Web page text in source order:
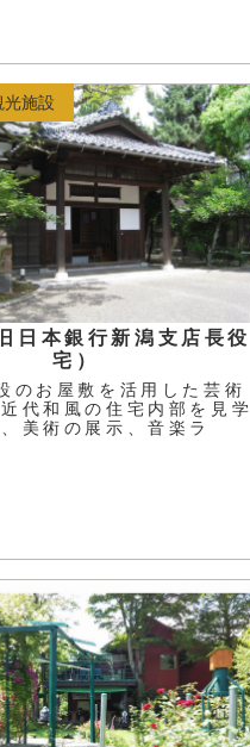
日本銀行新潟支店長役
宅）
のお屋敷を活用した芸術
代和風の住宅内部を見学
美術の展示、音楽ラ
光施設